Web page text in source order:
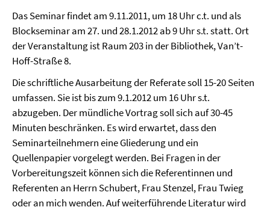
Das Seminar findet am9.11.2011, um 18 Uhr c.t. und als
Blockseminar am 27. und 28.1.2012 ab 9 Uhr s.t. statt. Ort
der Veranstaltung ist Raum 203 in der Bibliothek, Van’t-
Hoff-Straße 8.
Die schriftliche Ausarbeitung der Referate soll 15-20 Seiten
umfassen. Sie ist bis zum 9.1.2012 um 16 Uhr s.t.
abzugeben. Der mündliche Vortrag soll sich auf 30-45
Minuten beschränken. Es wird erwartet, dass den
Seminarteilnehmern eine Gliederung und ein
Quellenpapier vorgelegt werden. Bei Fragen in der
Vorbereitungszeit können sich die Referentinnen und
Referenten an Herrn Schubert, Frau Stenzel, Frau Twieg
oder an mich wenden. Auf weiterführende Literatur wird